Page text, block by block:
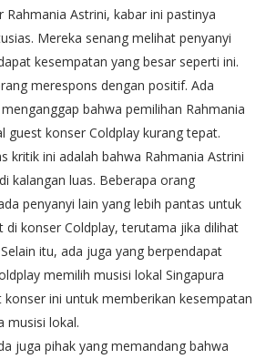
Rahmania Astrini, kabar ini pastinya
Mereka senang melihat penyanyi
kesempatan yang besar seperti ini.
merespons dengan positif. Ada
bahwa pemilihan Rahmania
guest konser Coldplay kurang tepat.
kritik ini adalah bahwa Rahmania Astrini
kalangan luas. Beberapa orang
penyanyi lain yang lebih pantas untuk
di konser Coldplay, terutama jika dilihat
itu, ada juga yang berpendapat
memilih musisi lokal Singapura
konser ini untuk memberikan kesempatan
musisi lokal.
juga pihak yang memandang bahwa